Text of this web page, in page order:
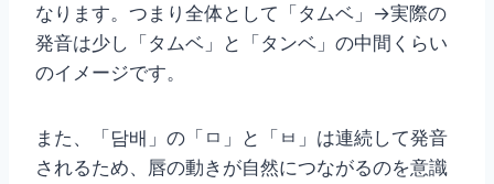
なります。つまり全体として「タムベ」→実際の
発音は少し「タムベ」と「タンベ」の中間くらい
のイメージです。
また、「담배」の「ㅁ」と「ㅂ」は連続して発音
されるため、唇の動きが自然につながるのを意識